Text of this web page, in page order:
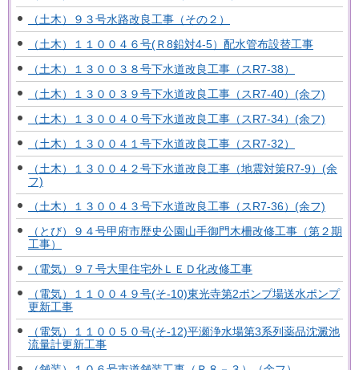
（土木）９３号水路改良工事（その２）
（土木）１１００４６号(Ｒ8鉛対4-5）配水管布設替工事
（土木）１３００３８号下水道改良工事（スR7-38）
（土木）１３００３９号下水道改良工事（スR7-40）(余フ)
（土木）１３００４０号下水道改良工事（スR7-34）(余フ)
（土木）１３００４１号下水道改良工事（スR7-32）
（土木）１３００４２号下水道改良工事（地震対策R7-9）(余
フ)
（土木）１３００４３号下水道改良工事（スR7-36）(余フ)
（とび）９４号甲府市歴史公園山手御門木柵改修工事（第２期
工事）
（電気）９７号大里住宅外ＬＥＤ化改修工事
（電気）１１００４９号(そ-10)東光寺第2ポンプ場送水ポンプ
更新工事
（電気）１１００５０号(そ-12)平瀬浄水場第3系列薬品沈澱池
流量計更新工事